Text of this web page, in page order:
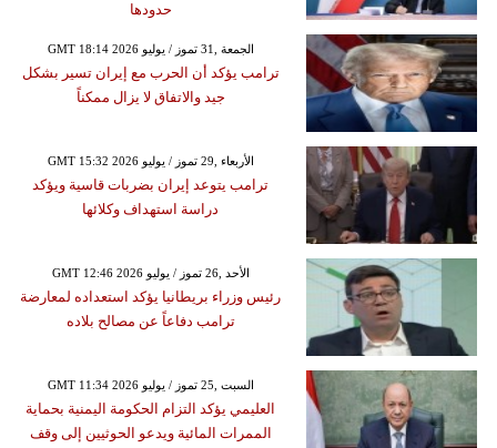
حدودها
GMT 18:14 2026 الجمعة ,31 تموز / يوليو
ترامب يؤكد أن الحرب مع إيران تسير بشكل
جيد والاتفاق لا يزال ممكناً
GMT 15:32 2026 الأربعاء ,29 تموز / يوليو
ترامب يتوعد إيران بضربات قاسية ويؤكد
دراسة استهداف وكلائها
GMT 12:46 2026 الأحد ,26 تموز / يوليو
رئيس وزراء بريطانيا يؤكد استعداده لمعارضة
ترامب دفاعاً عن مصالح بلاده
GMT 11:34 2026 السبت ,25 تموز / يوليو
العليمي يؤكد التزام الحكومة اليمنية بحماية
الممرات المائية ويدعو الحوثيين إلى وقف